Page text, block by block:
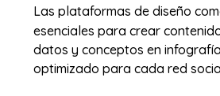
Las plataformas de diseño
esenciales para crear
datos y conceptos en
optimizado para cada red